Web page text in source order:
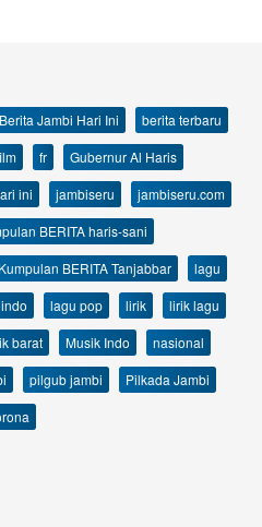
Berita Jambi Hari Ini
berita terbaru
fr
Gubernur Al Haris
ini jambiseru
jambiseru.com
BERITA haris-sani
Kumpulan BERITA Tanjabbar
lagu
lagu pop lirik
lirik lagu
barat Musik Indo
nasional
pilgub jambi
Pilkada Jambi